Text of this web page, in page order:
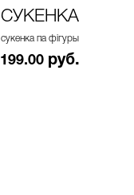
СУКЕНКА
сукенка па фігуры
199.00 руб.